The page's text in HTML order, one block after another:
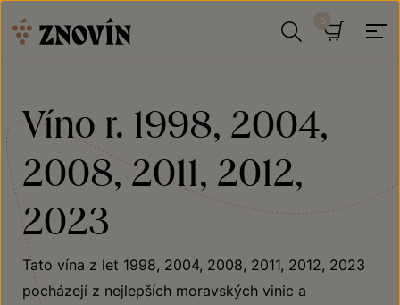
Víno r. 1998, 2004,
2008, 2011, 2012,
2023
Tato vína z let 1998, 2004, 2008, 2011, 2012, 2023
pocházejí z nejlepších moravských vinic a